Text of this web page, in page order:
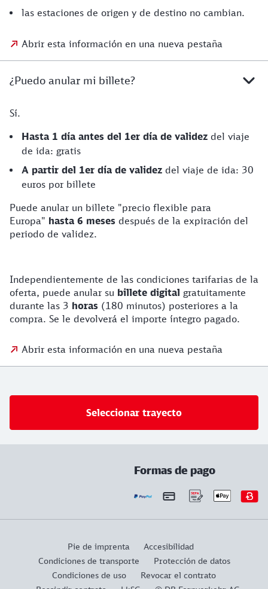
las estaciones de origen y de destino no cambian.
Abrir esta información en una nueva pestaña
¿Puedo anular mi billete?
Sí.
Hasta 1 día antes del 1er día de validez del viaje
de ida: gratis
A partir del 1er día de validez del viaje de ida: 30
euros por billete
Puede anular un billete "precio flexible para
Europa" hasta 6 meses después de la expiración del
periodo de validez.
Independientemente de las condiciones tarifarias de la
oferta, puede anular su billete digital gratuitamente
durante las 3 horas (180 minutos) posteriores a la
compra. Se le devolverá el importe íntegro pagado.
Abrir esta información en una nueva pestaña
Seleccionar trayecto
Formas de pago
Pie de imprenta
Accesibilidad
Condiciones de transporte
Protección de datos
Condiciones de uso
Revocar el contrato